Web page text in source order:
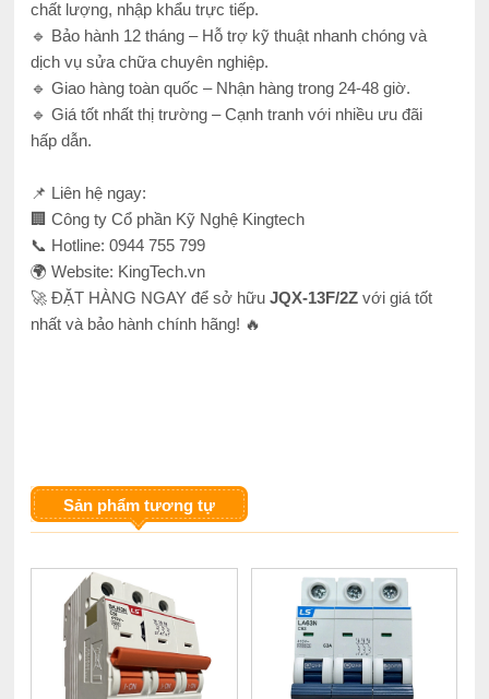
chất lượng, nhập khẩu trực tiếp.
🔹 Bảo hành 12 tháng – Hỗ trợ kỹ thuật nhanh chóng và
dịch vụ sửa chữa chuyên nghiệp.
🔹 Giao hàng toàn quốc – Nhận hàng trong 24-48 giờ.
🔹 Giá tốt nhất thị trường – Cạnh tranh với nhiều ưu đãi
hấp dẫn.
📌 Liên hệ ngay:
🏢 Công ty Cổ phần Kỹ Nghệ Kingtech
📞 Hotline: 0944 755 799
🌍 Website: KingTech.vn
🚀 ĐẶT HÀNG NGAY để sở hữuJQX-13F/2Z với giá tốt
nhất và bảo hành chính hãng! 🔥
Sản phẩm tương tự